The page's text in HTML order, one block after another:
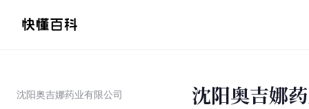
沈阳奥吉娜药业有限公司
沈阳奥吉娜